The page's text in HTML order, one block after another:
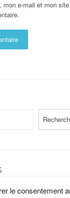
le consentement
mon e-mail et mon
offre-t-on des